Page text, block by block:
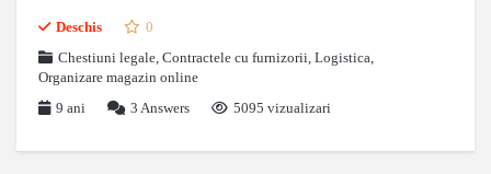
Deschis
0
Chestiuni legale, Contractele cu furnizorii, Logistica,
Organizare magazin online
9 ani
3 Answers 5095 vizualizari